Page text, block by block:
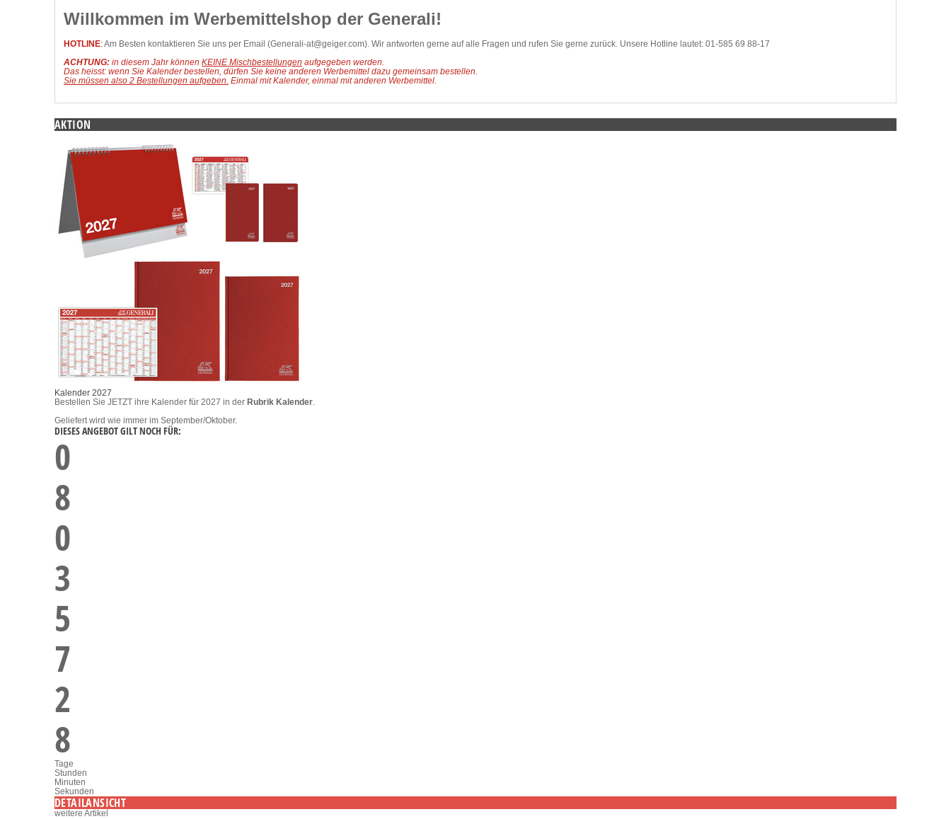
Willkommen im Werbemittelshop der Generali!
HOTLINE:Am Besten kontaktieren Sie uns per Email (Generali-at@geiger.com). Wir antworten gerne auf alle Fragen und rufen Sie gerne zurück. Unsere Hotline lautet: 01-585 69 88-17
ACHTUNG: in diesem Jahr können KEINE Mischbestellungen aufgegeben werden.
Das heisst: wenn Sie Kalender bestellen, dürfen Sie keine anderen Werbemittel dazu gemeinsam bestellen.
Sie müssen also 2 Bestellungen aufgeben. Einmal mit Kalender, einmal mit anderen Werbemittel.
AKTION
Kalender 2027
Bestellen Sie JETZT ihre Kalender für 2027 in der Rubrik Kalender
Geliefert wird wie immer im September/Oktober.
DIESES ANGEBOT GILT NOCH FÜR:
0
8
0
3
5
7
2
8
Tage
Stunden
Minuten
Sekunden
DETAILANSICHT
weitere Artikel